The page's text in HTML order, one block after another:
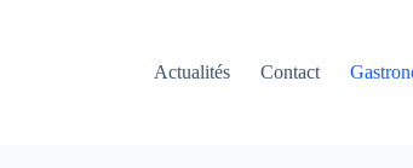
Actualités
Contact